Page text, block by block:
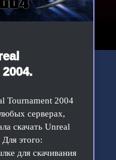
Tournament 2004
серверах,
скачать Unreal
этого:
для скачивания